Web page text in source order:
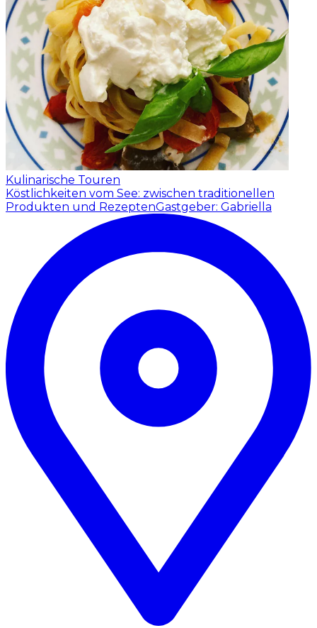
Kulinarische Touren
Köstlichkeiten vom See: zwischen traditionellen
Produkten und RezeptenGastgeber: Gabriella